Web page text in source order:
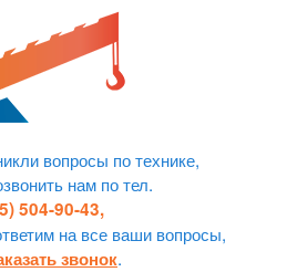
вопросы по технике,
нам по тел.
504-90-43,
на все ваши вопросы,
звонок.